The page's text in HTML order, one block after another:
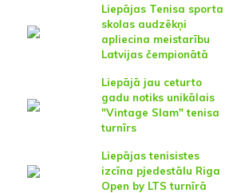
Liepājas Tenisa sporta
skolas audzēkņi
apliecina meistarību
Latvijas čempionātā
Liepājā jau ceturto
gadu notiks unikālais
"Vintage Slam" tenisa
turnīrs
Liepājas tenisistes
izcīna pjedestālu Riga
Open by LTS turnīrā